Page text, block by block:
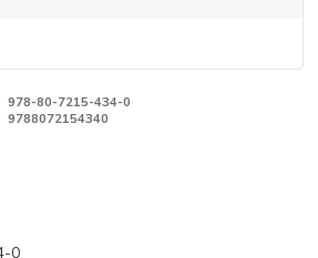
978-80-7215-434-0
9788072154340
0